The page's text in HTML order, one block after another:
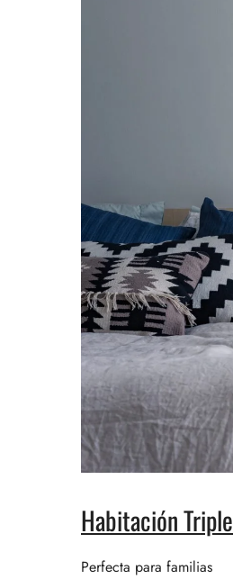
Habitación Triple
Perfecta para familias